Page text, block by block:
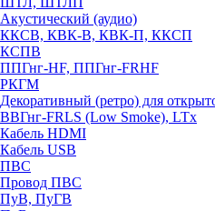
Акустический (аудио)
ККСВ, КВК-В, КВК-П, ККСП
КСПВ
ППГнг-HF, ППГнг-FRHF
РКГМ
Декоративный (ретро) для
ВВГнг-FRLS (Low Smoke), LTx
Кабель HDMI
Кабель USB
ПВС
Провод ПВС
ПуВ, ПуГВ